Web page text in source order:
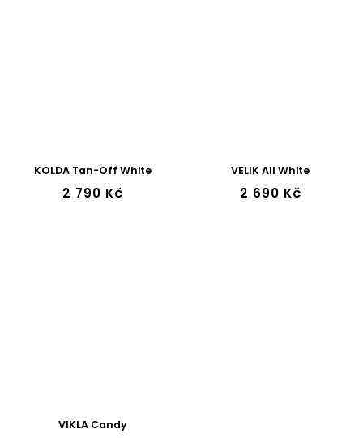
KOLDA Tan-Off White
2 790 Kč
VELIK All White
2 690 Kč
VIKLA Candy